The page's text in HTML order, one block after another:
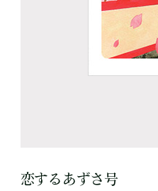
恋するあずさ号